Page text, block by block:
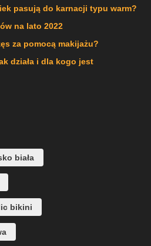
pasują do karnacji typu warm?
na lato 2022
za pomocą makijażu?
działa i dla kogo jest
biała
bikini